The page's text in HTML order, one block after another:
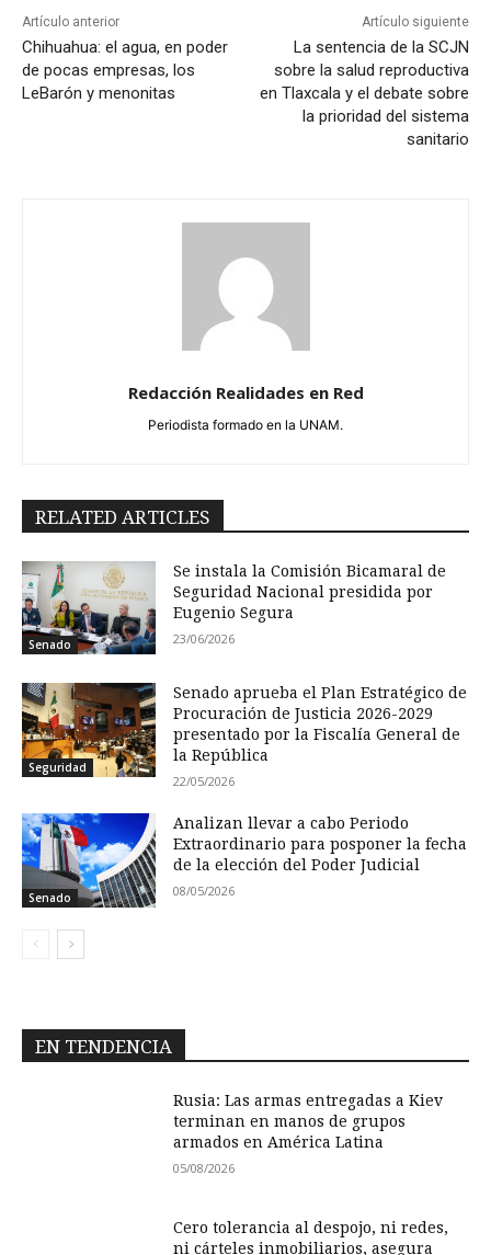
Artículo anterior
Chihuahua: el agua, en poder
de pocas empresas, los
LeBarón y menonitas
Artículo siguiente
La sentencia de la SCJN
sobre la salud reproductiva
en Tlaxcala y el debate sobre
la prioridad del sistema
sanitario
Redacción Realidades en Red
Periodista formado en la UNAM.
RELATED ARTICLES
Senado
Se instala la Comisión Bicamaral de
Seguridad Nacional presidida por
Eugenio Segura
23/06/2026
Seguridad
Senado aprueba el Plan Estratégico de
Procuración de Justicia 2026-2029
presentado por la Fiscalía General de
la República
22/05/2026
Senado
Analizan llevar a cabo Periodo
Extraordinario para posponer la fecha
de la elección del Poder Judicial
08/05/2026
EN TENDENCIA
Rusia: Las armas entregadas a Kiev
terminan en manos de grupos
armados en América Latina
05/08/2026
Cero tolerancia al despojo, ni redes,
ni cárteles inmobiliarios, asegura